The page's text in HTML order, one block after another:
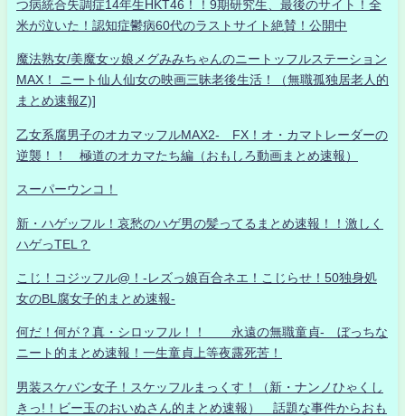
つ病統合失調症14年生HKT46！！9期研究生、最後のサイト！全
米が泣いた！認知症鬱病60代のラストサイト絶賛！公開中
魔法熟女/美魔女ッ娘メグみみちゃんのニートッフルステーション
MAX！ ニート仙人仙女の映画三昧老後生活！（無職孤独居老人的
まとめ速報Z)]
乙女系腐男子のオカマッフルMAX2- FX！オ・カマトレーダーの
逆襲！！ 極道のオカマたち編（おもしろ動画まとめ速報）
スーパーウンコ！
新・ハゲッフル！哀愁のハゲ男の髪ってるまとめ速報！！激しく
ハゲっTEL？
こじ！コジッフル@！-レズっ娘百合ネエ！こじらせ！50独身処
女のBL腐女子的まとめ速報-
何だ！何が？真・シロッフル！！ 永遠の無職童貞- ぼっちな
ニート的まとめ速報！一生童貞上等夜露死苦！
男装スケバン女子！スケッフルまっくす！（新・ナンノひゃくし
きっ!！ビー玉のおいぬさん的まとめ速報） 話題な事件からおも